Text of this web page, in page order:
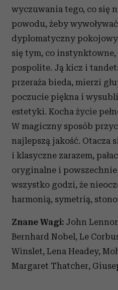
wyczuwania tego, co się
powodu, żeby
dyplomatyczny
się tym, co
pospolite. Ją kicz i
przeraża bieda, mierzi
poczucie piękna i
estetyki. Kocha życie
W magiczny sposób
najlepszą jakość. Otacza
i klasyczne zarazem,
oryginalne i
wszystko godzi, że
harmonią, symetrią,
Znane Wagi: John
Bernhard Nobel, Le
Winslet, Lena Headey,
Margaret Thatcher,